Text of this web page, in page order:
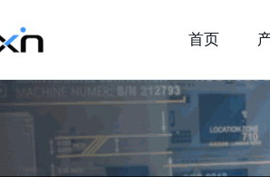
首页